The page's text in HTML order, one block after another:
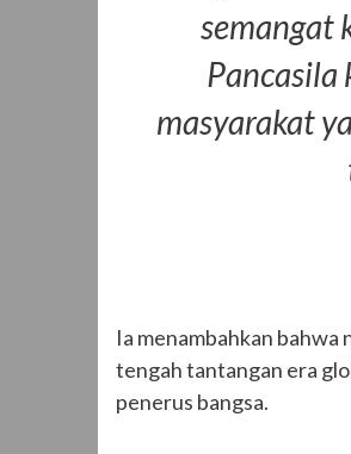
semangat
Pancasila
masyarakat
Ia menambahkan
tengah tantangan era
penerus bangsa.